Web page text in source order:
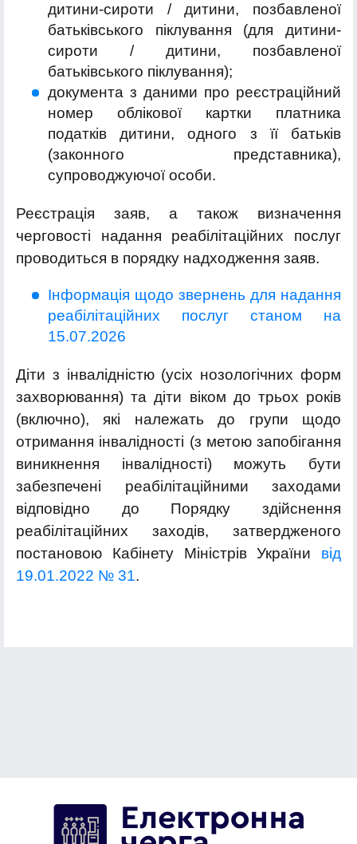
дитини-сироти / дитини, позбавленої
батьківського піклування (для дитини-
сироти / дитини, позбавленої
батьківського піклування);
документа з даними про реєстраційний
номер облікової картки платника
податків дитини, одного з її батьків
(законного представника),
супроводжуючої особи.
Реєстрація заяв, а також визначення
черговості надання реабілітаційних послуг
проводиться в порядку надходження заяв.
Інформація щодо звернень для надання
реабілітаційних послуг станом на
15.07.2026
Діти з інвалідністю (усіх нозологічних форм
захворювання) та діти віком до трьох років
(включно), які належать до групи щодо
отримання інвалідності (з метою запобігання
виникнення інвалідності) можуть бути
забезпечені реабілітаційними заходами
відповідно до Порядку здійснення
реабілітаційних заходів, затвердженого
постановою Кабінету Міністрів України від
19.01.2022 № 31.